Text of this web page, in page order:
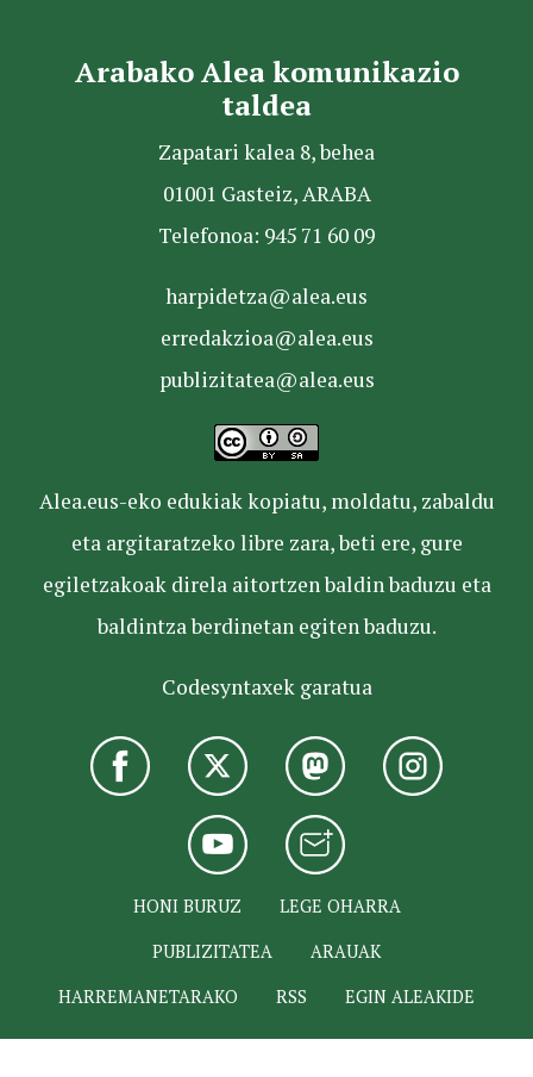
Arabako Alea komunikazio
taldea
Zapatari kalea 8, behea
01001 Gasteiz, ARABA
Telefonoa: 945 71 60 09
harpidetza@alea.eus
erredakzioa@alea.eus
publizitatea@alea.eus
Alea.eus-eko edukiak kopiatu, moldatu, zabaldu
eta argitaratzeko libre zara, beti ere, gure
egiletzakoak direla aitortzen baldin baduzu eta
baldintza berdinetan egiten baduzu.
Codesyntaxek garatua
HONI BURUZ
LEGE OHARRA
PUBLIZITATEA
ARAUAK
HARREMANETARAKO
RSS EGIN ALEAKIDE